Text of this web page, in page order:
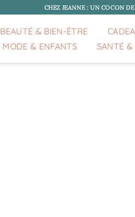
CHEZ JEANNE : UN COCON
BEAUTÉ & BIEN-ÊTRE
MODE & ENFANTS
SANTÉ